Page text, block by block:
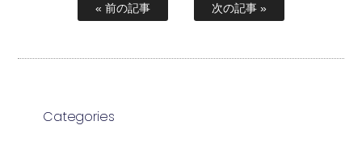
« 前の記事 次の記事 »
Categories